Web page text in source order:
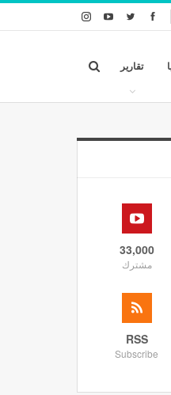
تقارير
33,000
مشترك
RSS
Subscribe